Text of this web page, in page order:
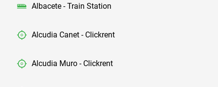
Albacete - Train Station
Alcudia Canet - Clickrent
Alcudia Muro - Clickrent